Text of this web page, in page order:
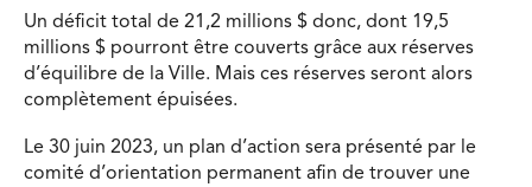
Un déficit total de 21,2 millions $ donc, dont 19,5
millions $ pourront être couverts grâce aux réserves
d’équilibre de la Ville. Mais ces réserves seront alors
complètement épuisées.
Le 30 juin 2023, un plan d’action sera présenté par le
comité d’orientation permanent afin de trouver une